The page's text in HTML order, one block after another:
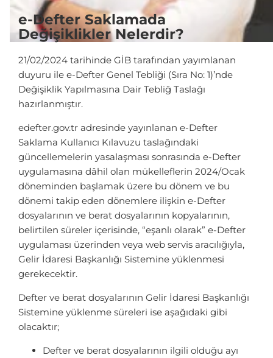
e-Defter Saklamada
Değişiklikler Nelerdir?
21/02/2024 tarihinde GİB tarafından yayımlanan
duyuru ile e-Defter Genel Tebliği (Sıra No: 1)’nde
Değişiklik Yapılmasına Dair Tebliğ Taslağı
hazırlanmıştır.
edefter.gov.tr adresinde yayınlanan e-Defter
Saklama Kullanıcı Kılavuzu taslağındaki
güncellemelerin yasalaşması sonrasında e-Defter
uygulamasına dâhil olan mükelleflerin 2024/Ocak
döneminden başlamak üzere bu dönem ve bu
dönemi takip eden dönemlere ilişkin e-Defter
dosyalarının ve berat dosyalarının kopyalarının,
belirtilen süreler içerisinde, “eşanlı olarak” e-Defter
uygulaması üzerinden veya web servis aracılığıyla,
Gelir İdaresi Başkanlığı Sistemine yüklenmesi
gerekecektir.
Defter ve berat dosyalarının Gelir İdaresi Başkanlığı
Sistemine yüklenme süreleri ise aşağıdaki gibi
olacaktır;
Defter ve berat dosyalarının ilgili olduğu ayı